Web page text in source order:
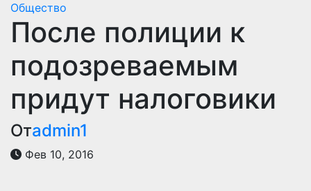
Общество
После полиции к
подозреваемым
придут налоговики
Отadmin1
Фев 10, 2016